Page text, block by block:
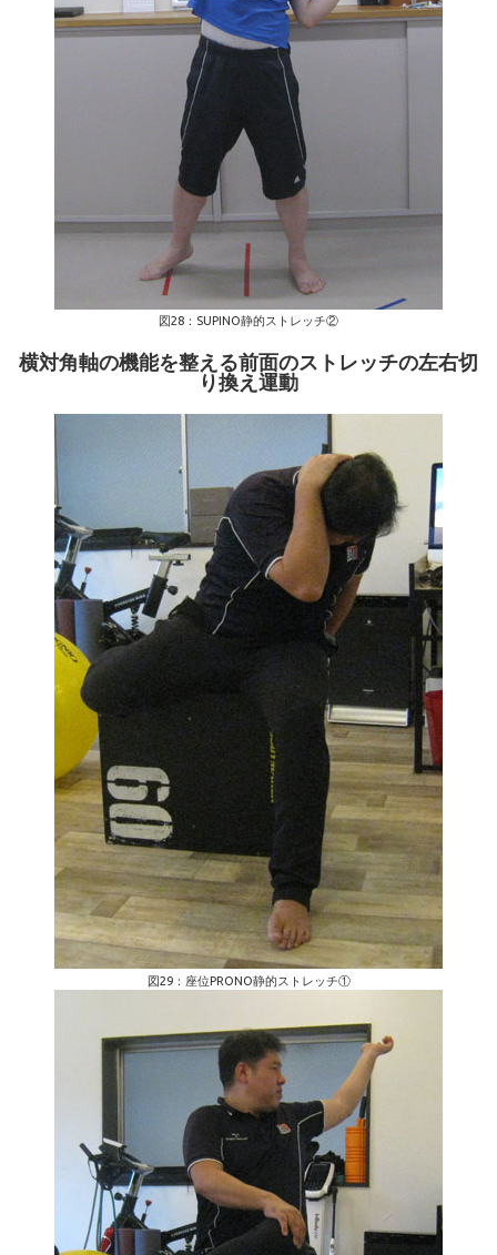
図28：SUPINO静的ストレッチ②
横対角軸の機能を整える前面のストレッチの左右切
り換え運動
図29：座位PRONO静的ストレッチ①